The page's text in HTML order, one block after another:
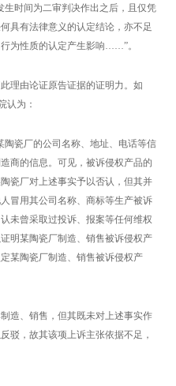
时间为二审判决作出之后，且仅凭
具有法律意义的认定结论，亦不足
为性质的认定产生影响……”。
理由论证原告证据的证明力。如
认为：
瓷厂的公司名称、地址、电话等信
商的信息。可见，被诉侵权产品的
瓷厂对上述事实予以否认，但其并
冒用其公司名称、商标等生产被诉
未曾采取过投诉、报案等任何维权
明某陶瓷厂制造、销售被诉侵权产
某陶瓷厂制造、销售被诉侵权产
造、销售，但其既未对上述事实作
驳，故其该项上诉主张依据不足，